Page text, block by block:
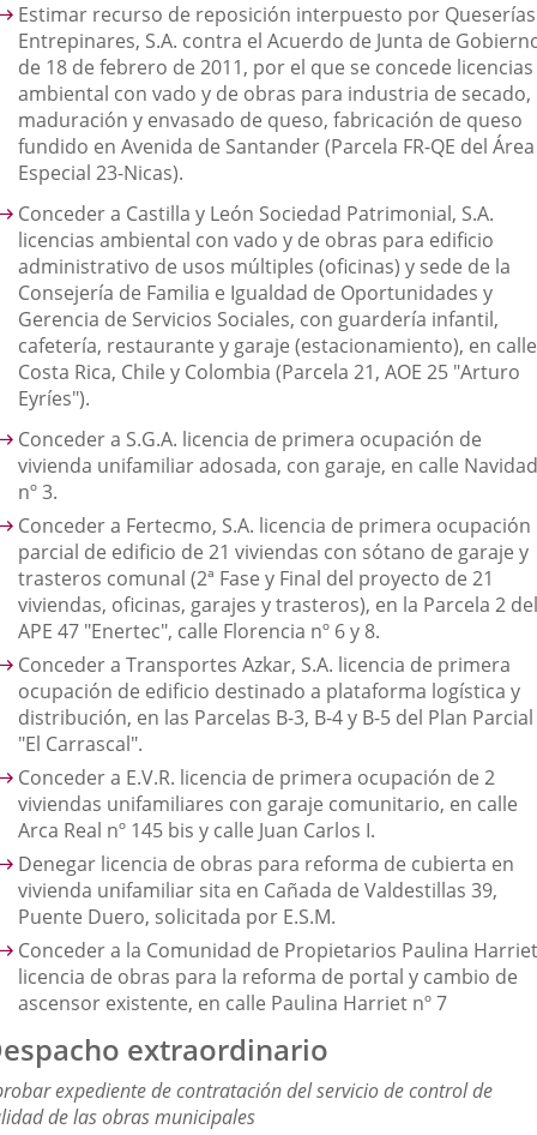
Estimar recurso de reposición interpuesto por Queserías
Entrepinares, S.A. contra el Acuerdo de Junta de
de 18 de febrero de 2011, por el que se concede licencias
ambiental con vado y de obras para industria de secado,
maduración y envasado de queso, fabricación de queso
fundido en Avenida de Santander (Parcela FR-QE del Área
Especial 23-Nicas).
Conceder a Castilla y León Sociedad Patrimonial, S.A.
licencias ambiental con vado y de obras para edificio
administrativo de usos múltiples (oficinas) y sede de la
Consejería de Familia e Igualdad de Oportunidades y
Gerencia de Servicios Sociales, con guardería infantil,
cafetería, restaurante y garaje (estacionamiento), en
Costa Rica, Chile y Colombia (Parcela 21, AOE 25 "Arturo
Eyríes").
Conceder a S.G.A. licencia de primera ocupación de
vivienda unifamiliar adosada, con garaje, en calle Navidad
nº 3.
Conceder a Fertecmo, S.A. licencia de primera ocupación
parcial de edificio de 21 viviendas con sótano de garaje y
trasteros comunal (2ª Fase y Final del proyecto de 21
viviendas, oficinas, garajes y trasteros), en la Parcela 2 del
APE 47 "Enertec", calle Florencia nº 6 y 8.
Conceder a Transportes Azkar, S.A. licencia de primera
ocupación de edificio destinado a plataforma logística y
distribución, en las Parcelas B-3, B-4 y B-5 del Plan Parcial
"El Carrascal".
Conceder a E.V.R. licencia de primera ocupación de 2
viviendas unifamiliares con garaje comunitario, en calle
Arca Real nº 145 bis y calle Juan Carlos I.
Denegar licencia de obras para reforma de cubierta en
vivienda unifamiliar sita en Cañada de Valdestillas 39,
Puente Duero, solicitada por E.S.M.
Conceder a la Comunidad de Propietarios Paulina
licencia de obras para la reforma de portal y cambio de
ascensor existente, en calle Paulina Harriet nº 7
extraordinario
expediente de contratación del servicio de control de
de las obras municipales